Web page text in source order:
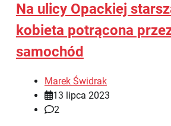
Na ulicy Opackiej
kobieta potrącona
samochód
Marek Świdrak
13 lipca 2023
2